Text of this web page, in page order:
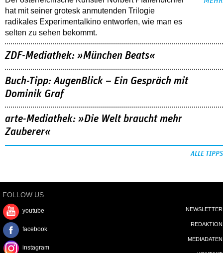
hat mit seiner grotesk anmutenden Trilogie
radikales Experimentalkino entworfen, wie man es
selten zu sehen bekommt.
ZDF-Mediathek: »München Beats«
Buch-Tipp: AugenBlick – Ein Gespräch mit
Dominik Graf
arte-Mediathek: »Die Welt braucht mehr
Zauberer«
ALLE TIPPS
FOLLOW US
youtube
facebook
instagram
NEWSLETTER
REDAKTION
MEDIADATEN